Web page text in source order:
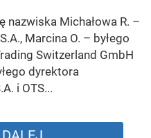
nazwiska Michałowa R. –
Marcina O. – byłego
Switzerland GmbH
dyrektora
i OTS...